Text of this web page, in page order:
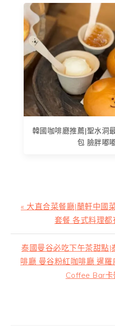
韓國咖啡廳推薦|聖水洞
包 臉胖嘟
上
篇
文
章:
« 大直合菜餐廳|蘭軒中國
套餐 各式料理都
下
一
泰國曼谷必吃下午茶甜點|
啡廳 曼谷粉紅咖啡廳 暹
Coffee Bar卡